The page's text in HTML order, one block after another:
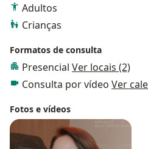
Adultos
Crianças
Formatos de consulta
Presencial Ver locais (2)
Consulta por vídeo Ver
Fotos e vídeos